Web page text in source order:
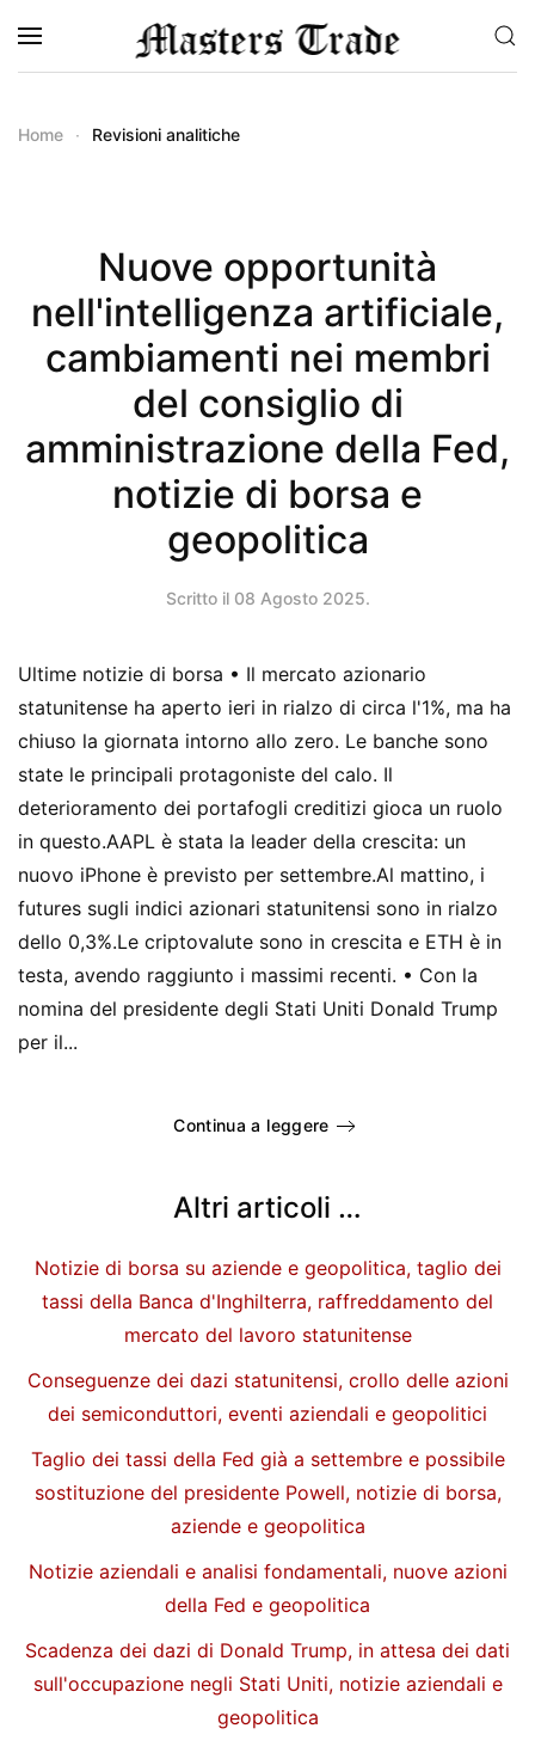
Skip to main content
Home Revisioni analitiche
Nuove opportunità
nell'intelligenza artificiale,
cambiamenti nei membri
del consiglio di
amministrazione della Fed,
notizie di borsa e
geopolitica
Scritto il 08 Agosto 2025.
Ultime notizie di borsa • Il mercato azionario
statunitense ha aperto ieri in rialzo di circa l'1%, ma ha
chiuso la giornata intorno allo zero. Le banche sono
state le principali protagoniste del calo. Il
deterioramento dei portafogli creditizi gioca un ruolo
in questo.AAPL è stata la leader della crescita: un
nuovo iPhone è previsto per settembre.Al mattino, i
futures sugli indici azionari statunitensi sono in rialzo
dello 0,3%.Le criptovalute sono in crescita e ETH è in
testa, avendo raggiunto i massimi recenti. • Con la
nomina del presidente degli Stati Uniti Donald Trump
per il...
Continua a leggere
Altri articoli …
Notizie di borsa su aziende e geopolitica, taglio dei
tassi della Banca d'Inghilterra, raffreddamento del
mercato del lavoro statunitense
Conseguenze dei dazi statunitensi, crollo delle azioni
dei semiconduttori, eventi aziendali e geopolitici
Taglio dei tassi della Fed già a settembre e possibile
sostituzione del presidente Powell, notizie di borsa,
aziende e geopolitica
Notizie aziendali e analisi fondamentali, nuove azioni
della Fed e geopolitica
Scadenza dei dazi di Donald Trump, in attesa dei dati
sull'occupazione negli Stati Uniti, notizie aziendali e
geopolitica